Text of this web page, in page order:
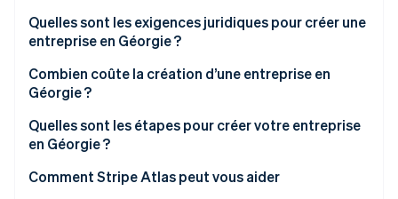
Stripe Sessions 2026
Découvrez comment Stripe construit l’infrastructure
Quelles sont les exigences juridiques pour créer une
entreprise en Géorgie ?
Dénomination sociale et suffixe
Statuts constitutifs
Agent agréé
Immatriculations initiale et annuelle
Combien coûte la création d’une entreprise en
Géorgie ?
Quelles sont les étapes pour créer votre entreprise
en Géorgie ?
Choisir la structure juridique dont vous avez besoin
Comment Stripe Atlas peut vous aider